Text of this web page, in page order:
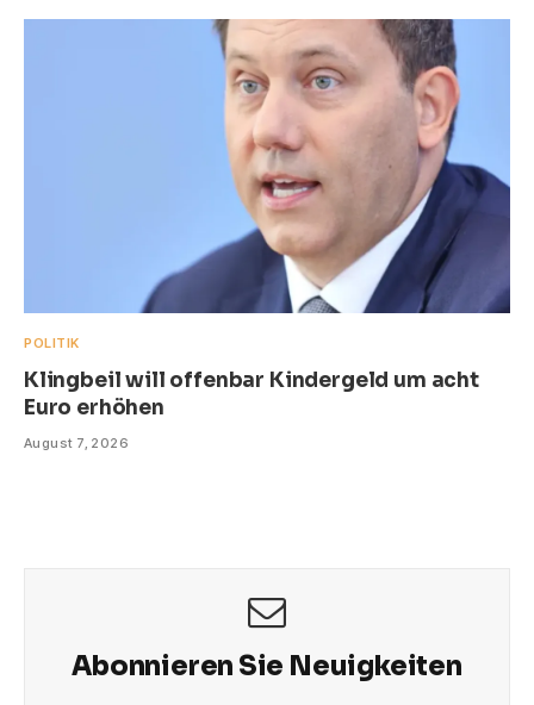
POLITIK
Klingbeil will offenbar Kindergeld um acht
Euro erhöhen
August 7, 2026
Abonnieren Sie Neuigkeiten